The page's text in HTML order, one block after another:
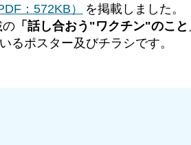
：572KB）
を掲載しました。
「話し合おう"ワクチン"のこと
るポスター及びチラシです。